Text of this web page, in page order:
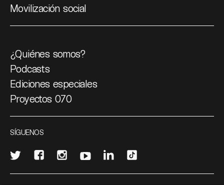
Movilización social
¿Quiénes somos?
Podcasts
Ediciones especiales
Proyectos 070
SÍGUENOS